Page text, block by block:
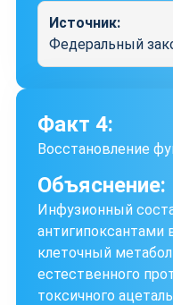
Источник:
Федеральный
Факт 4:
Восстановление
Объяснение:
Инфузионный
антигипоксантами
клеточный
естественного
токсичного